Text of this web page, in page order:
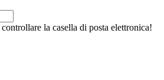
la casella di posta elettronica!